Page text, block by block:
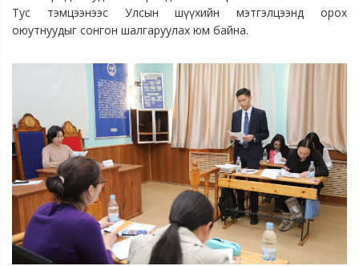
Тус тэмцээнээс Улсын шүүхийн мэтгэлцээнд орох
оюутнуудыг сонгон шалгаруулах юм байна.